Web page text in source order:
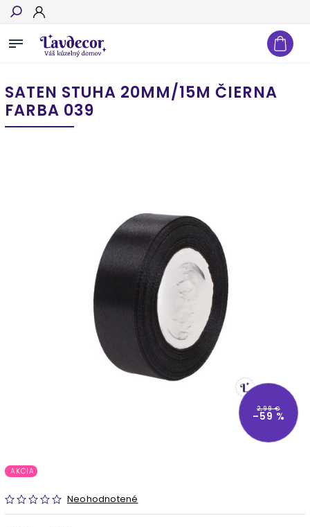
Hľadať
SATEN STUHA 20MM/15M ČIERNA
FARBA 039
2,99 €
–59 %
AKCIA
Neohodnotené